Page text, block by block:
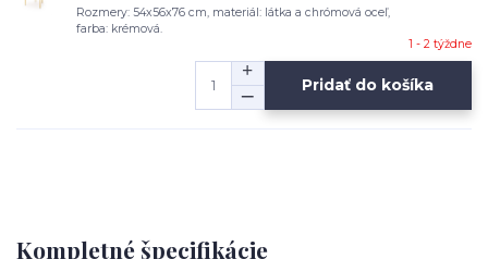
Rozmery: 54x56x76 cm, materiál: látka a chrómová oceľ,
farba: krémová.
1 - 2 týždne
Pridať do košíka
Kompletné špecifikácie